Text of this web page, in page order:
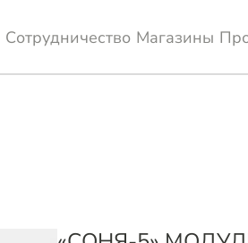
Сотрудничество Магазины